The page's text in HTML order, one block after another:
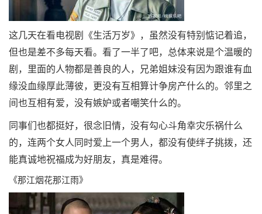
这几天在看电视剧《生活万岁》，虽然没有特别惦记着追，
但也是差不多每天看。看了一半了吧，总体来说是个温暖的
剧，里面的人物都是善良的人，兄弟姐妹没有因为跟谁有血
缘没血缘厚此薄彼，更没有互相算计争房产什么的。邻里之
间也互相有爱，没有嫉妒或者嘲笑什么的。
同事们也都挺好，很念旧情，没有勾心斗角幸灾乐祸什么
的，连两个女人同时爱上一个男人，都没有使绊子挑拨，还
能真诚地祝福成为好朋友，真是难得。
《那江烟花那江雨》